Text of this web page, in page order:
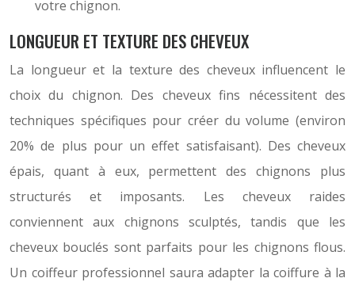
votre chignon.
LONGUEUR ET TEXTURE DES CHEVEUX
La longueur et la texture des cheveux influencent le
choix du chignon. Des cheveux fins nécessitent des
techniques spécifiques pour créer du volume (environ
20% de plus pour un effet satisfaisant). Des cheveux
épais, quant à eux, permettent des chignons plus
structurés et imposants. Les cheveux raides
conviennent aux chignons sculptés, tandis que les
cheveux bouclés sont parfaits pour les chignons flous.
Un coiffeur professionnel saura adapter la coiffure à la